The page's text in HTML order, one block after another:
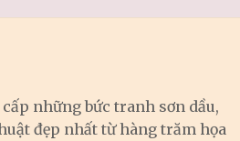
những bức tranh sơn dầu,
đẹp nhất từ hàng trăm họa